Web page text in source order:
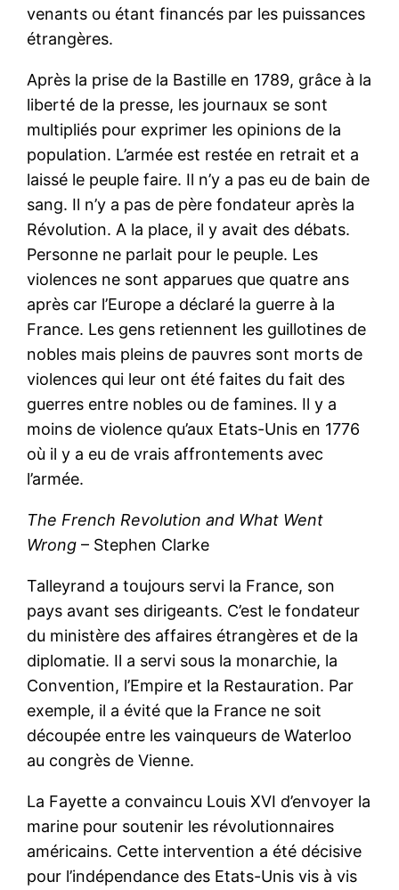
venants ou étant financés par les puissances
étrangères.
Après la prise de la Bastille en 1789, grâce à la
liberté de la presse, les journaux se sont
multipliés pour exprimer les opinions de la
population. L’armée est restée en retrait et a
laissé le peuple faire. Il n’y a pas eu de bain de
sang. Il n’y a pas de père fondateur après la
Révolution. A la place, il y avait des débats.
Personne ne parlait pour le peuple. Les
violences ne sont apparues que quatre ans
après car l’Europe a déclaré la guerre à la
France. Les gens retiennent les guillotines de
nobles mais pleins de pauvres sont morts de
violences qui leur ont été faites du fait des
guerres entre nobles ou de famines. Il y a
moins de violence qu’aux Etats-Unis en 1776
où il y a eu de vrais affrontements avec
l’armée.
The French Revolution and What Went
Wrong – Stephen Clarke
Talleyrand a toujours servi la France, son
pays avant ses dirigeants. C’est le fondateur
du ministère des affaires étrangères et de la
diplomatie. Il a servi sous la monarchie, la
Convention, l’Empire et la Restauration. Par
exemple, il a évité que la France ne soit
découpée entre les vainqueurs de Waterloo
au congrès de Vienne.
La Fayette a convaincu Louis XVI d’envoyer la
marine pour soutenir les révolutionnaires
américains. Cette intervention a été décisive
pour l’indépendance des Etats-Unis vis à vis